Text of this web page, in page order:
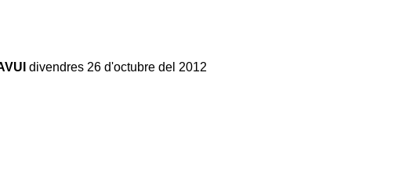
divendres 26 d'octubre del 2012